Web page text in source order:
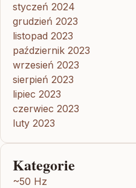
styczeń 2024
grudzień 2023
listopad 2023
październik 2023
wrzesień 2023
sierpień 2023
lipiec 2023
czerwiec 2023
luty 2023
Kategorie
~50 Hz